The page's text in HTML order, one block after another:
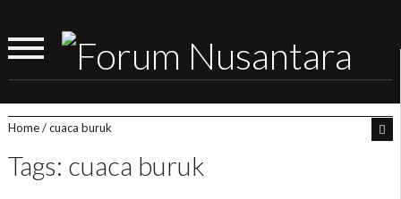
Home/cuaca buruk
Tags: cuaca buruk